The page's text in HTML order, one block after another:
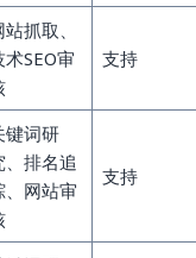
站抓取、
术SEO审
支持
键词研
、排名追
、网站审
支持